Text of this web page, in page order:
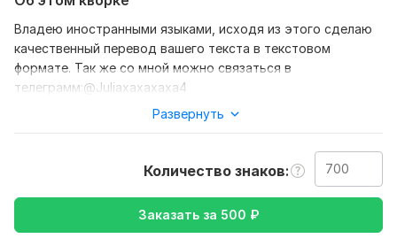
Владею иностранными языками, исходя из этого сделаю
качественный перевод вашего текста в текстовом
формате. Так же со мной можно связаться в
телеграмм:@Juliaxaxaxaxa4
так же уточнение моей работы , перевод с иностранных
языков на русский и наоборот
Тематика:
Авто и мото, Кулинария,Культура и искусство,
Образование и наука,
Развернуть
Количество знаков
Заказать за 500 ₽